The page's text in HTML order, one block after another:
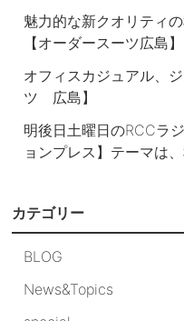
魅力的な新クオリティ
【オーダースーツ広島】
オフィスカジュアル、
ツ 広島】
明後日土曜日のRCCラ
ョンプレス】テーマは
カテゴリー
BLOG
News&Topics